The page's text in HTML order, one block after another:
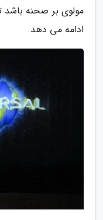
مولوی بر صحنه باشد
ادامه می دهد.